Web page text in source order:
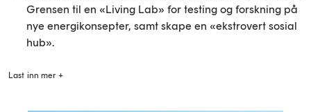
Grensen til en «Living Lab» for testing og forskning på
nye energikonsepter, samt skape en «ekstrovert sosial
hub».
Last inn mer +